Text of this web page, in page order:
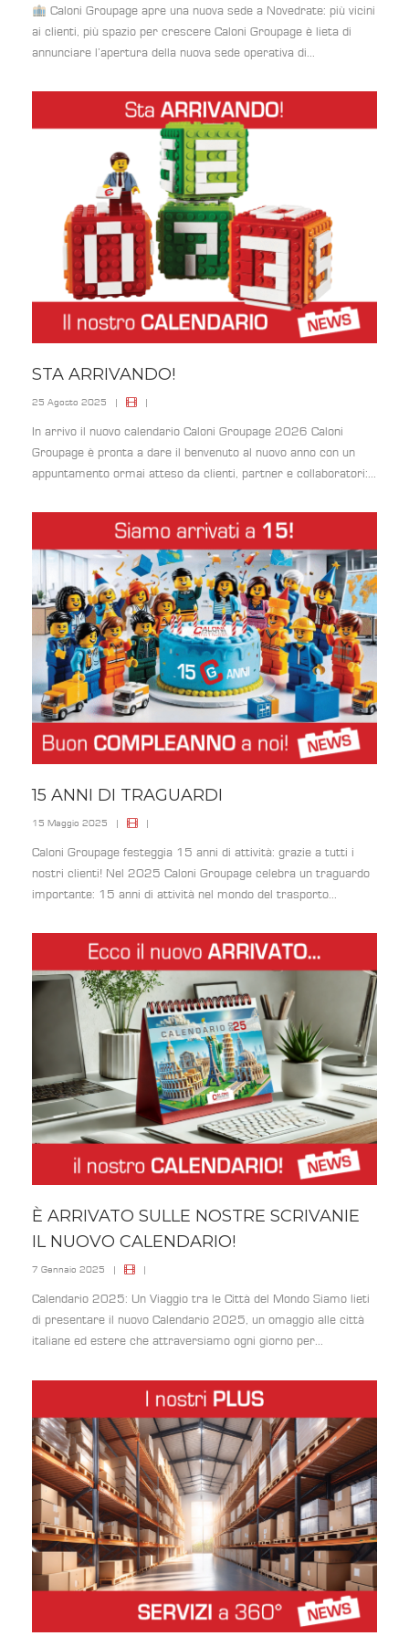
Caloni Groupage apre una nuova sede a Novedrate: più vicini
ai clienti, più spazio per crescere Caloni Groupage è lieta di
annunciare l’apertura della nuova sede operativa di...
STA ARRIVANDO!
25 Agosto 2025 | |
In arrivo il nuovo calendario Caloni Groupage 2026 Caloni
Groupage è pronta a dare il benvenuto al nuovo anno con un
appuntamento ormai atteso da clienti, partner e collaboratori:...
15 ANNI DI TRAGUARDI
15 Maggio 2025 | |
Caloni Groupage festeggia 15 anni di attività: grazie a tutti i
nostri clienti! Nel 2025 Caloni Groupage celebra un traguardo
importante: 15 anni di attività nel mondo del trasporto...
È ARRIVATO SULLE NOSTRE SCRIVANIE
IL NUOVO CALENDARIO!
7 Gennaio 2025 | |
Calendario 2025: Un Viaggio tra le Città del Mondo Siamo lieti
di presentare il nuovo Calendario 2025, un omaggio alle città
italiane ed estere che attraversiamo ogni giorno per...